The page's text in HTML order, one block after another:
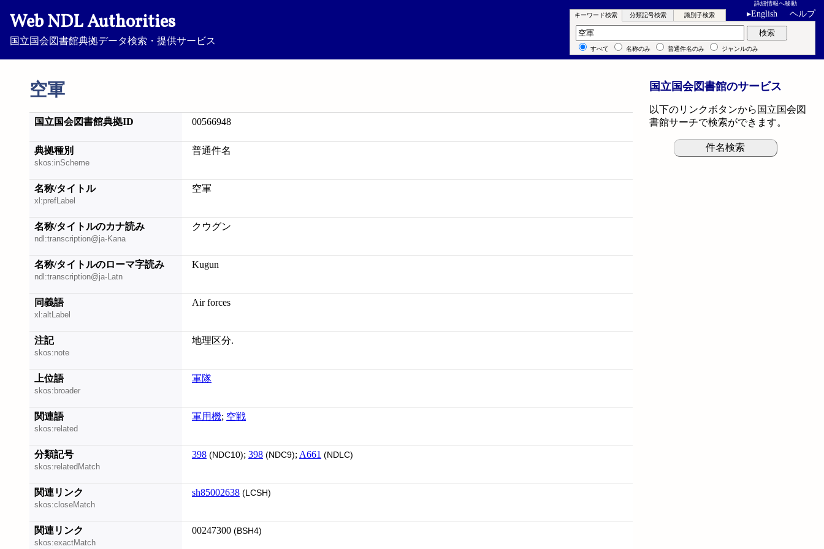
Web NDL Authorities
国立国会図書館典拠データ検索・提供サービス
詳細情報へ移動
▸English ヘルプ
空軍
キーワード検索 分類記号検索 識別子検索
キーワード検索 検索
すべて 名称のみ 普通件名のみ ジャンルのみ
国立国会図書館典拠ID 00566948
典拠種別
skos:inScheme
普通件名
名称/タイトル
xl:prefLabel
空軍
名称/タイトルのカナ読み
ndl:transcription@ja-Kana
クウグン
名称/タイトルのローマ字読み
ndl:transcription@ja-Latn
Kugun
同義語
xl:altLabel
Air forces
注記
skos:note
地理区分.
上位語
skos:broader
軍隊
関連語
skos:related
軍用機; 空戦
分類記号
skos:relatedMatch
398 (NDC10); 398 (NDC9); A661 (NDLC)
関連リンク
skos:closeMatch
sh85002638 (LCSH)
関連リンク
skos:exactMatch
00247300 (BSH4)
国立国会図書館のサービス
以下のリンクボタンから国立国会図
書館サーチで検索ができます。
件名検索